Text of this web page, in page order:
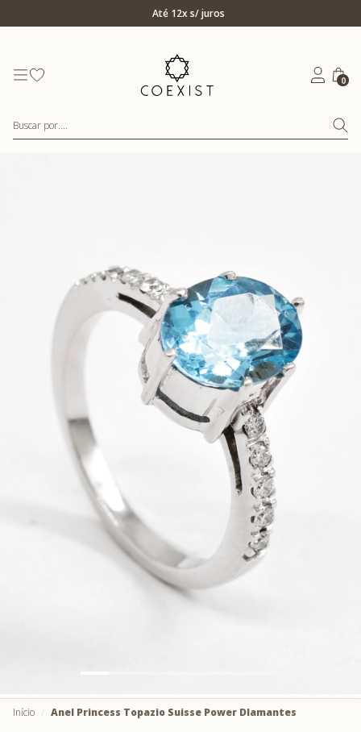
Até 12x s/ juros
Ir para Home Prata
0
Buscar por....
Início Anel Princess Topazio Suisse Power DIamantes